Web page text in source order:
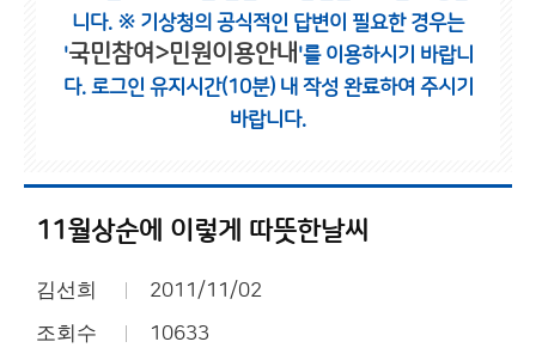
니다. ※ 기상청의 공식적인 답변이 필요한 경우는
'국민참여>민원이용안내 '를 이용하시기 바랍니
다. 로그인 유지시간(10분) 내 작성 완료하여 주시기
바랍니다.
11월상순에 이렇게 따뜻한날씨
김선희 2011/11/02
조회수 10633